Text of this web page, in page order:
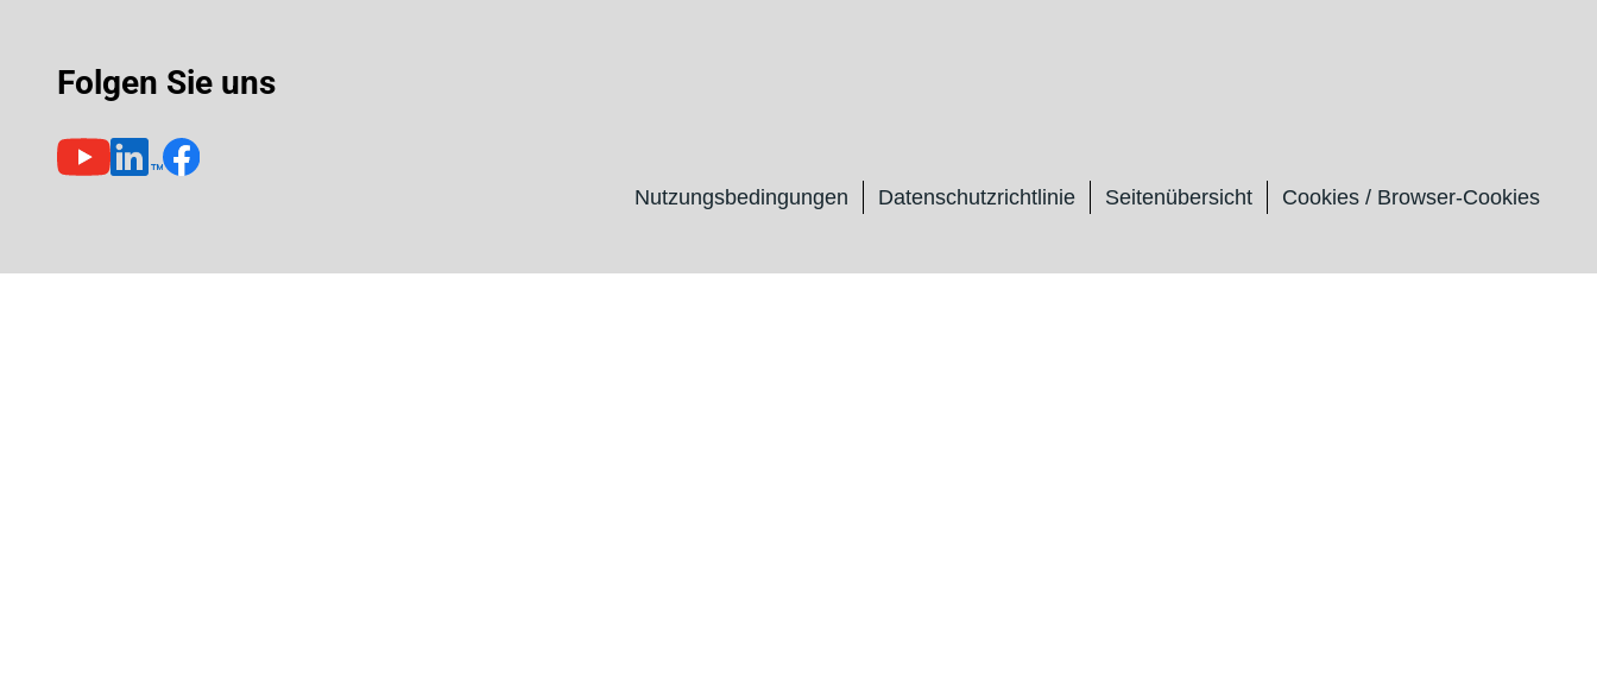
Folgen Sie uns
Nutzungsbedingungen Datenschutzrichtlinie Seitenübersicht Cookies / Browser-Cookies